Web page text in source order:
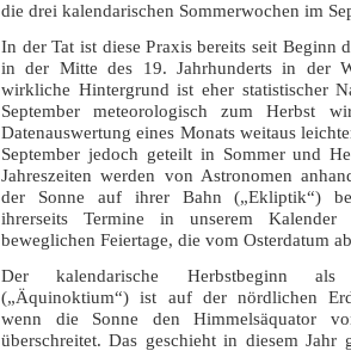
die drei kalendarischen Sommerwochen im
In der Tat ist diese Praxis bereits seit Beginn
in der Mitte des 19. Jahrhunderts in der
wirkliche Hintergrund ist eher statistischer
September meteorologisch zum Herbst
Datenauswertung eines Monats weitaus
September jedoch geteilt in Sommer und
Jahreszeiten werden von Astronomen
der Sonne auf ihrer Bahn („Ekliptik“)
ihrerseits Termine in unserem
beweglichen Feiertage, die vom Osterdatum
Der kalendarische Herbstbeginn als
(„Äquinoktium“) ist auf der nördlichen
wenn die Sonne den Himmelsäquator
überschreitet. Das geschieht in diesem Jahr